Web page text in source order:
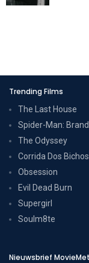
Trending Films
The Last House
Spider-Man:
The Odyssey
Corrida Dos Bichos
Obsession
Evil Dead Burn
Supergirl
Soulm8te
Nieuwsbrief